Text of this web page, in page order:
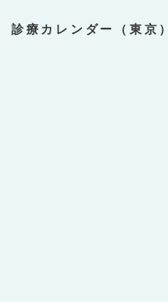
診療カレンダー（東京）